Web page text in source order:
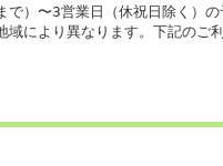
で）〜3営業日（休祝日除く）の
により異なります。下記のご